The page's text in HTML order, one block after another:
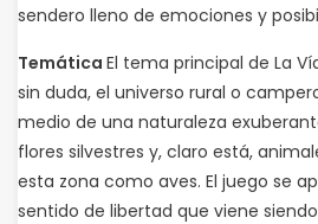
sendero lleno de emociones y
Temática El tema principal de La
sin duda, el universo rural o
medio de una naturaleza
flores silvestres y, claro está,
esta zona como aves. El juego se
sentido de libertad que viene